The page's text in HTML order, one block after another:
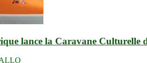
lance la Caravane Culturelle